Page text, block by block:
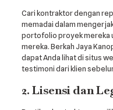
Cari kontraktor dengan
memadai dalam
portofolio proyek mereka
mereka. Berkah Jaya
dapat Anda lihat di situs
testimoni dari klien
2. Lisensi dan